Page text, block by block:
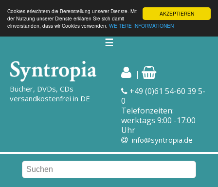
AKZEPTIEREN
Cookies erleichtern die Bereitstellung unserer Dienste. Mit
der Nutzung unserer Dienste erklären Sie sich damit
einverstanden, dass wir Cookies verwenden. WEITERE INFORMATIONEN
☰
Bücher, DVDs, CDs
versandkostenfrei in DE
|
+49 (0)61 54-60 39 5-
0
Telefonzeiten:
werktags 9:00 -17:00
Uhr
info@syntropia.de